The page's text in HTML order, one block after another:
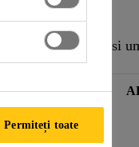
beton uscate, cât si
SECURITATE
Permiteți toate